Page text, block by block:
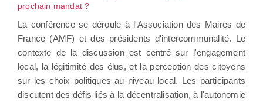
prochain mandat ?
La conférence se déroule à l'Association des Maires de
France (AMF) et des présidents d'intercommunalité. Le
contexte de la discussion est centré sur l'engagement
local, la légitimité des élus, et la perception des citoyens
sur les choix politiques au niveau local. Les participants
discutent des défis liés à la décentralisation, à l'autonomie